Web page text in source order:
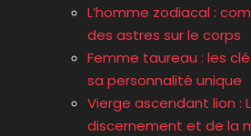
L’homme zodiacal :
des astres sur le corps
Femme taureau : les
sa personnalité unique
Vierge ascendant lion :
discernement et de la